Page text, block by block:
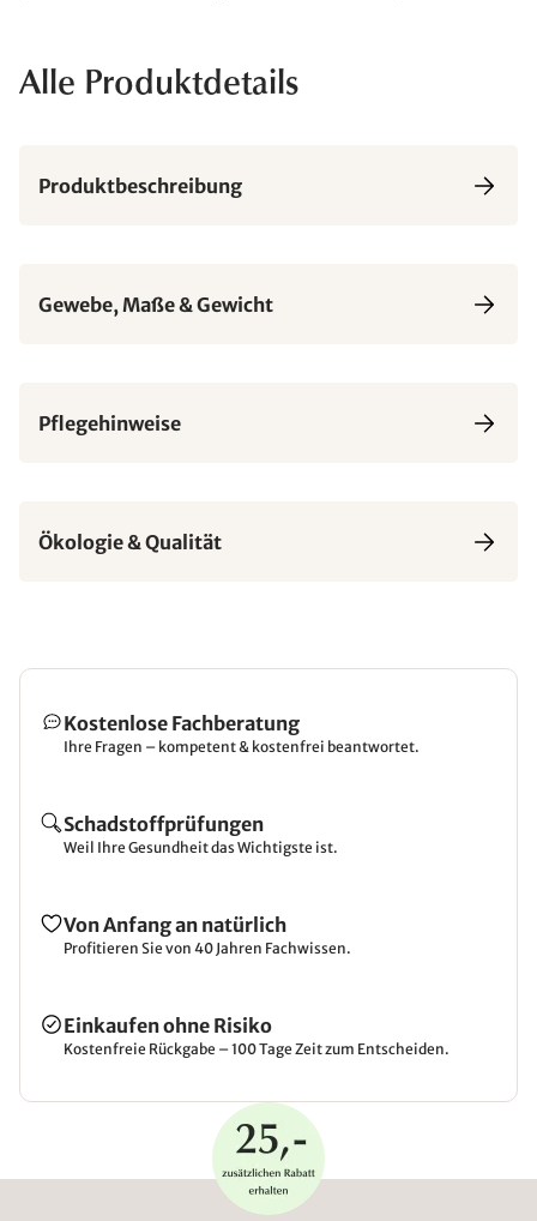
Alle Produktdetails
Produktbeschreibung
Gewebe, Maße & Gewicht
Pflegehinweise
Ökologie & Qualität
Kostenlose Fachberatung
Ihre Fragen – kompetent & kostenfrei beantwortet.
Schadstoffprüfungen
Weil Ihre Gesundheit das Wichtigste ist.
Von Anfang an natürlich
Profitieren Sie von 40 Jahren Fachwissen.
Einkaufen ohne Risiko
Kostenfreie Rückgabe – 100 Tage Zeit zum Entscheiden.